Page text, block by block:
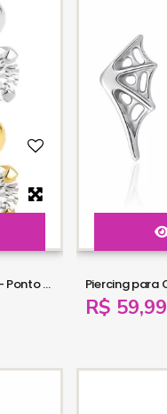
Piercing de Orelha em Aço Cirúrgico - Ponto de Luz Zircônia - 7TRG279
R$ 59,99